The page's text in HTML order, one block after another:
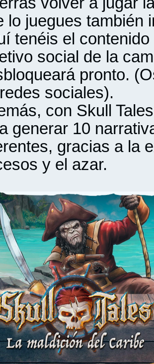
lo juegues también
tenéis el
social de la
pronto.
sociales).
con Skull
generar 10
gracias a la
y el azar.